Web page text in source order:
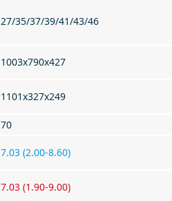
27/35/37/39/41/43/46
1003х790х427
1101х327х249
70
7.03 (2.00-8.60)
7.03 (1.90-9.00)